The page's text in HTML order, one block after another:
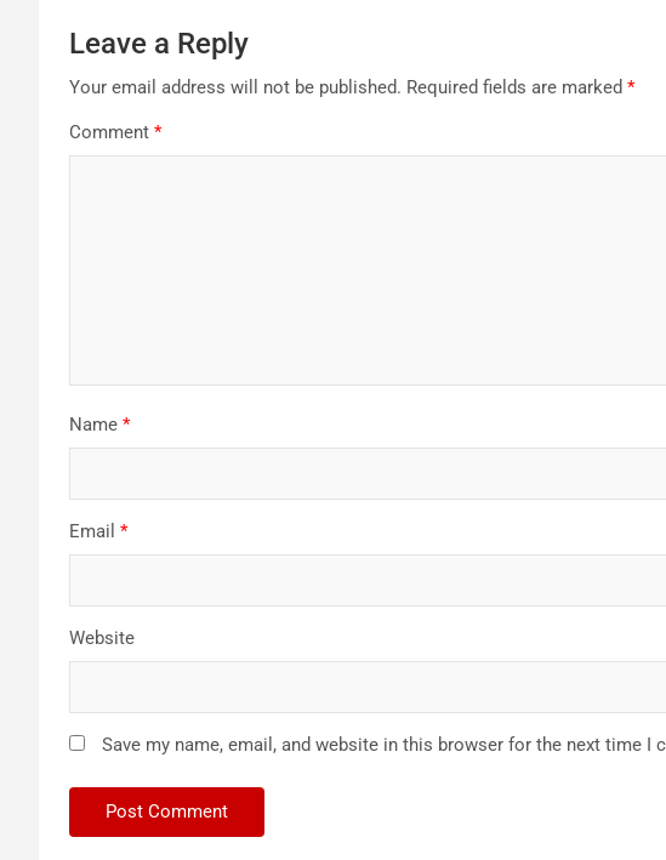
Leave a Reply
Your email address will not be published. Required fields are marked *
Comment *
Name *
Email *
Website
Save my name, email, and website in this browser for the next time I